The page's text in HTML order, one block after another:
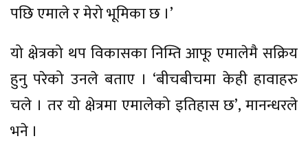
पछि एमाले र मेरो भूमिका छ ।’
यो क्षेत्रको थप विकासका निम्ति आफू एमालेमै सक्रिय
हुनु परेको उनले बताए । ‘बीचबीचमा केही हावाहरु
चले । तर यो क्षेत्रमा एमालेको इतिहास छ’, मानन्धरले
भने ।